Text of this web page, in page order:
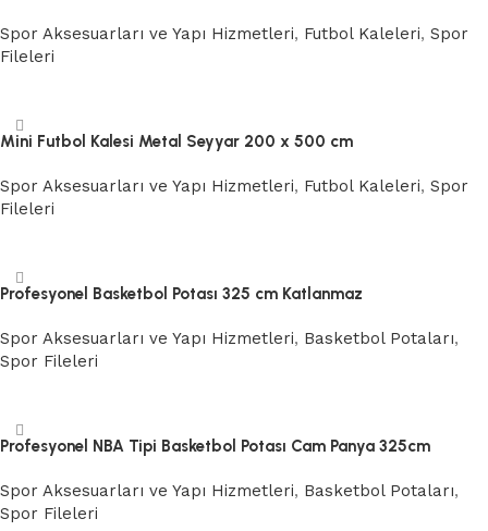
Spor Aksesuarları ve Yapı Hizmetleri, Futbol Kaleleri, Spor
Fileleri
Mini Futbol Kalesi Metal Seyyar 200 x 500 cm
Spor Aksesuarları ve Yapı Hizmetleri, Futbol Kaleleri, Spor
Fileleri
Profesyonel Basketbol Potası 325 cm Katlanmaz
Spor Aksesuarları ve Yapı Hizmetleri, Basketbol Potaları,
Spor Fileleri
Profesyonel NBA Tipi Basketbol Potası Cam Panya 325cm
Spor Aksesuarları ve Yapı Hizmetleri, Basketbol Potaları,
Spor Fileleri